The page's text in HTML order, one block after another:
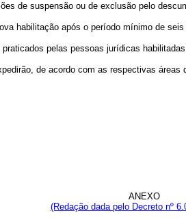
de suspensão ou de exclusão pelo
habilitação após o período mínimo de
pelas pessoas jurídicas
de acordo com as respectivas
ANEXO
(Redação dada pelo Decreto nº